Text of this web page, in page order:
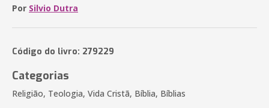
Por Silvio Dutra
Código do livro: 279229
Categorias
Religião, Teologia, Vida Cristã, Bíblia, Bíblias